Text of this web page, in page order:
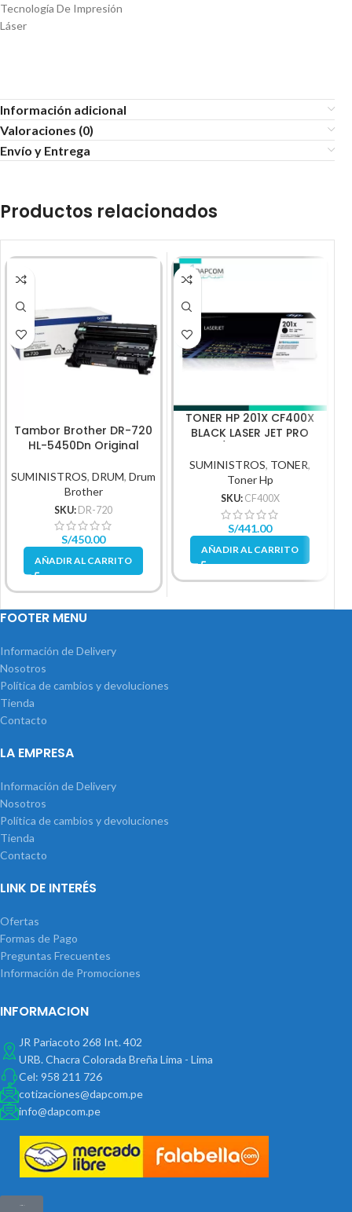
Tecnología De Impresión
Láser
Información adicional
Valoraciones (0)
Envío y Entrega
Productos relacionados
Tambor Brother DR-720
HL-5450Dn Original
SUMINISTROS,DRUM,Drum
Brother
SKU: DR-720
S/450.00
AÑADIR AL CARRITO
TONER HP 201X CF400X
BLACK LASER JET PRO
SUMINISTROS, TONER,
Toner Hp
SKU: CF400X
S/441.00
AÑADIR AL CARRITO
FOOTER MENU
Información de Delivery
Nosotros
Política de cambios y devoluciones
Tienda
Contacto
LA EMPRESA
Información de Delivery
Nosotros
Política de cambios y devoluciones
Tienda
Contacto
LINK DE INTERÉS
Ofertas
Formas de Pago
Preguntas Frecuentes
Información de Promociones
INFORMACION
JR Pariacoto 268 Int. 402
URB. Chacra Colorada Breña Lima - Lima
Cel: 958 211 726
cotizaciones@dapcom.pe
info@dapcom.pe